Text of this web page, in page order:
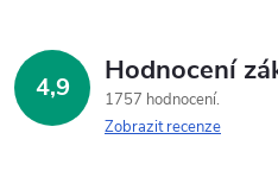
4,9 Hodnocení
1757 hodnocení
Zobrazit recenze